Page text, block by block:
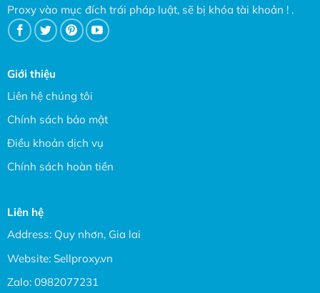
Proxy vào mục đích trái pháp luật, sẽ bị khóa tài khoản ! .
Giới thiệu
Liên hệ chúng tôi
Chính sách bảo mật
Điều khoản dịch vụ
Chính sách hoàn tiền
Liên hệ
Address: Quy nhơn, Gia lai
Website: Sellproxy.vn
Zalo: 0982077231